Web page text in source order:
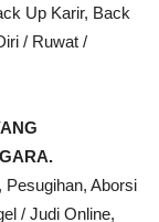
Up Karir, Back
/ Ruwat /
Aborsi
/ Judi Online,